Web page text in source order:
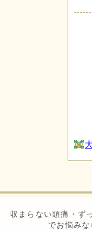
収まらない頭痛・ず
でお悩み